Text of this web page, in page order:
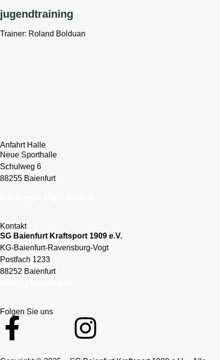
jugendtraining
Trainer: Roland Bolduan
Anfahrt Halle
Neue Sporthalle
Schulweg 6
88255 Baienfurt
Kontakt
SG Baienfurt Kraftsport 1909 e.V.
KG-Baienfurt-Ravensburg-Vogt
Postfach 1233
88252 Baienfurt
Folgen Sie uns